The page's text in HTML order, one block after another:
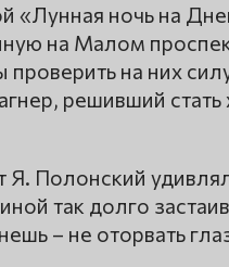
«Лунная ночь на
на Малом
на них
решивший
Полонский
так долго
– не оторвать